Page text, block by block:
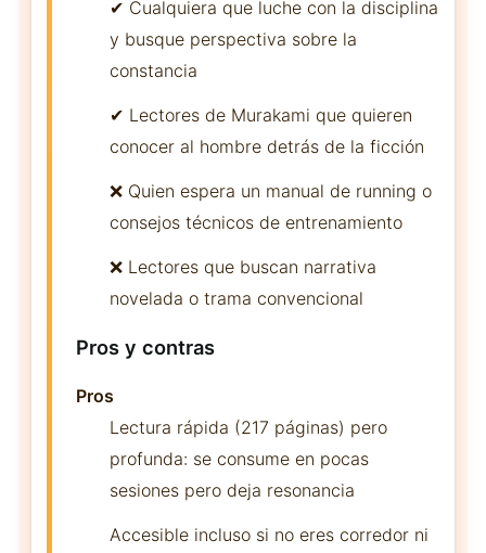
✔ Cualquiera que luche con la disciplina
y busque perspectiva sobre la
constancia
✔ Lectores de Murakami que quieren
conocer al hombre detrás de la ficción
❌ Quien espera un manual de running o
consejos técnicos de entrenamiento
❌ Lectores que buscan narrativa
novelada o trama convencional
Pros y contras
Pros
Lectura rápida (217 páginas) pero
profunda: se consume en pocas
sesiones pero deja resonancia
Accesible incluso si no eres corredor ni